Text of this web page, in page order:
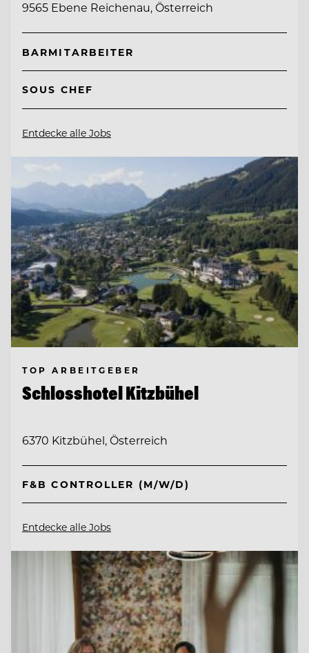
9565 Ebene Reichenau, Österreich
BARMITARBEITER
SOUS CHEF
Entdecke alle Jobs
TOP ARBEITGEBER
Schlosshotel Kitzbühel
6370 Kitzbühel, Österreich
F&B CONTROLLER (M/W/D)
Entdecke alle Jobs